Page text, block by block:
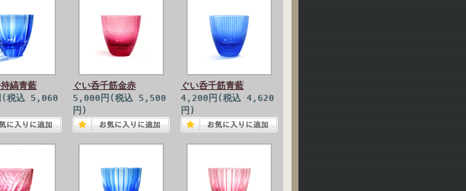
縞青藍
(税込 5,060
ぐい呑千筋金赤
5,000円(税込 5,500
円)
ぐい呑千筋青藍
4,200円(税込 4,620
円)